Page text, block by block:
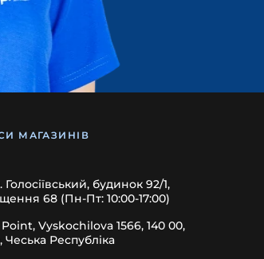
МАГАЗИНІВ
Голосіївський, будинок 92/1,
68 (Пн-Пт: 10:00-17:00)
Vyskochilova 1566, 140 00,
Чеська Республіка